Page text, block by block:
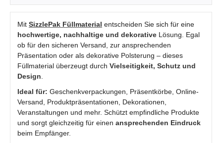
Mit SizzlePak Füllmaterial entscheiden Sie sich für eine
hochwertige, nachhaltige und dekorative Lösung. Egal
ob für den sicheren Versand, zur ansprechenden
Präsentation oder als dekorative Polsterung – dieses
Füllmaterial überzeugt durch Vielseitigkeit, Schutz und
Design
Ideal für: Geschenkverpackungen, Präsentkörbe, Online-
Versand, Produktpräsentationen, Dekorationen,
Veranstaltungen und mehr. Schützt empfindliche Produkte
und sorgt gleichzeitig für einen ansprechenden Eindruck
beim Empfänger.